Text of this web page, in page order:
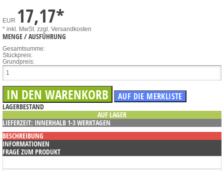
EUR 17,17*
* inkl. MwSt. zzgl. Versandkosten
MENGE / AUSFÜHRUNG
Gesamtsumme:
Stückpreis:
Grundpreis:
LAGERBESTAND
AUF LAGER
LIEFERZEIT: INNERHALB 1-3 WERKTAGEN
BESCHREIBUNG
INFORMATIONEN
FRAGE ZUM PRODUKT